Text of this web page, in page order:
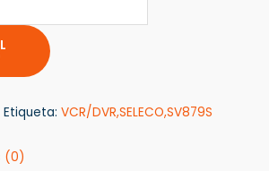
Etiqueta: VCR/DVR,SELECO,SV879S
(0)